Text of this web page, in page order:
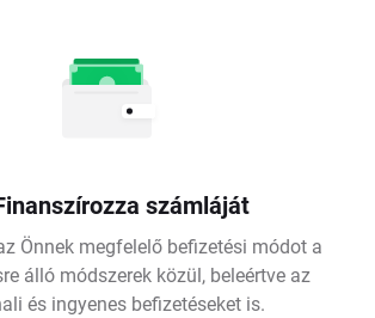
számláját
Önnek megfelelő befizetési módot a
álló módszerek közül, beleértve az
és ingyenes befizetéseket is.